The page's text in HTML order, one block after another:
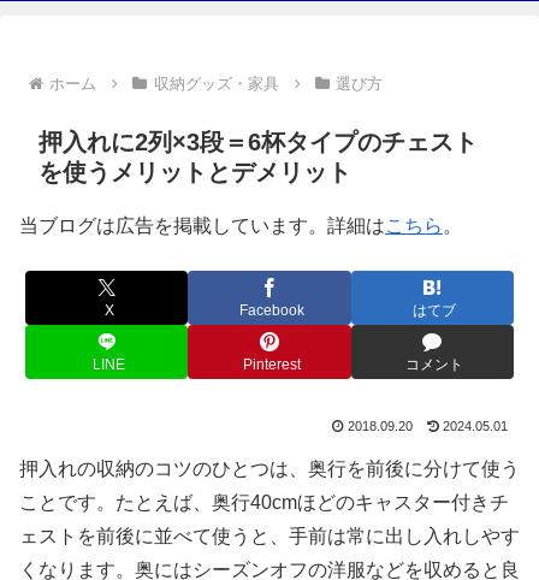
ホーム 収納グッズ・家具 選び方
押入れに2列×3段＝6杯タイプのチェスト
を使うメリットとデメリット
当ブログは広告を掲載しています。詳細はこちら 。
X Facebook はてブ
LINE Pinterest コメント
2018.09.20 2024.05.01
押入れの収納のコツのひとつは、奥行を前後に分けて使う
ことです。たとえば、奥行40cmほどのキャスター付きチ
ェストを前後に並べて使うと、手前は常に出し入れしやす
くなります。奥にはシーズンオフの洋服などを収めると良